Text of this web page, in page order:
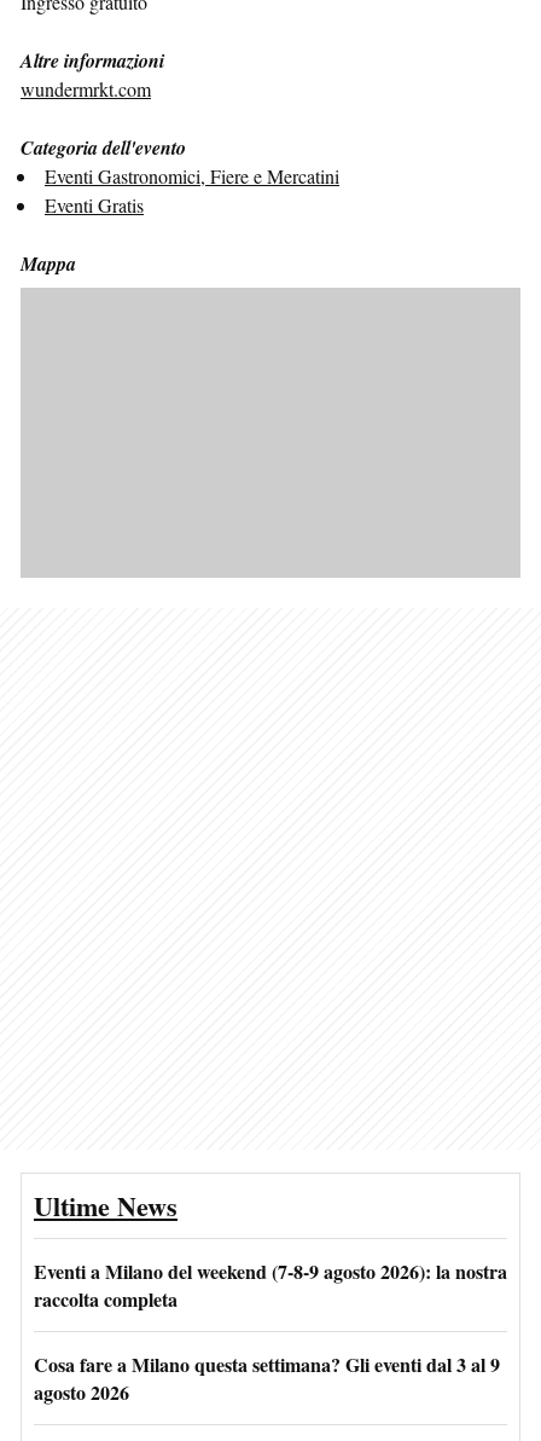
Altre informazioni
wundermrkt.com
Categoria dell'evento
Eventi Gastronomici, Fiere e Mercatini
Eventi Gratis
Mappa
Ultime News
Eventi a Milano del weekend (7-8-9 agosto 2026): la nostra
raccolta completa
Cosa fare a Milano questa settimana? Gli eventi dal 3 al 9
agosto 2026